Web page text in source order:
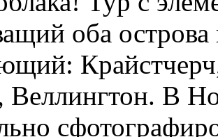
оба
Веллингтон. В